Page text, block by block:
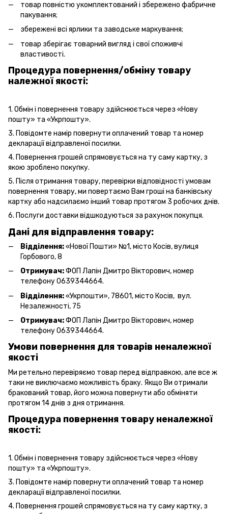
товар повністю укомплектований і збережено фабричне
пакування;
збережені всі ярлики та заводське маркування;
товар зберігає товарний вигляд і свої споживчі
властивості.
Процедура повернення/обміну товару
належної якості:
1. Обмін і повернення товару здійснюється через «Нову
пошту» та «Укрпошту».
3. Повідомте намір повернути оплачений товар та номер
декларації відправленої посилки.
4. Повернення грошей спрямовується на ту саму картку, з
якою зроблено покупку.
5. Після отримання товару, перевірки відповідності умовам
повернення товару, ми повертаємо Вам гроші на банківську
картку або надсилаємо інший товар протягом 3 робочих днів.
6. Послуги доставки відшкодуються за рахунок покупця.
Дані для відправлення товару:
Відділення:«Нової Пошти» №1, місто Косів, вулиця
Горбового, 8
Отримувач:ФОП Лапін Дмитро Вікторович, номер
телефону 0639344664.
Відділення:«Укрпошти», 78601, місто Косів, вул.
Незалежності, 75
Отримувач:ФОП Лапін Дмитро Вікторович, номер
телефону 0639344664.
Умови повернення для товарів неналежної
якості
Ми ретельно перевіряємо товар перед відправкою, але все ж
таки не виключаємо можливість браку. Якщо Ви отримали
бракований товар, його можна повернути або обміняти
протягом 14 днів з дня отримання.
Процедура повернення товару неналежної
якості:
1. Обмін і повернення товару здійснюється через «Нову
пошту» та «Укрпошту».
3. Повідомте намір повернути оплачений товар та номер
декларації відправленої посилки.
4. Повернення грошей спрямовується на ту саму картку, з